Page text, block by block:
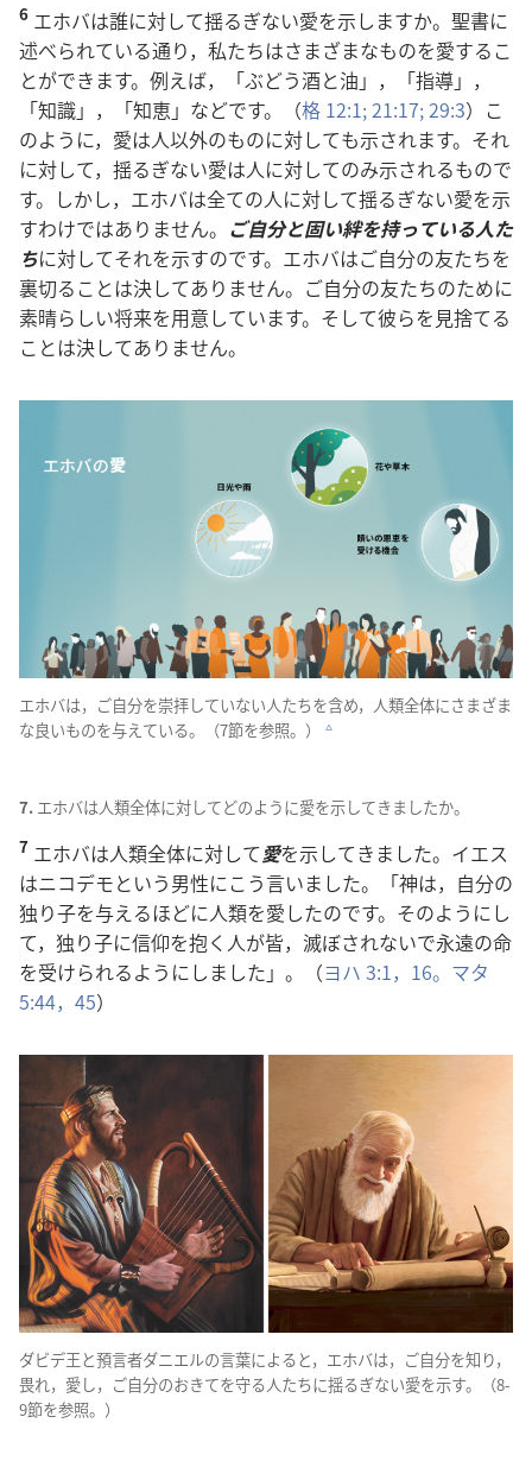
6 エホバは誰に対して揺るぎない愛を示しますか。 聖書に
述べられている通り， 私たちはさまざまなものを愛するこ
とができます。 例えば，「ぶどう酒と油 」，「指導」，
「知識」，「知恵 」などです。（格 12:1;21:17;29:3）こ
のように， 愛は人以外のものに対しても示されます。それ
に対して， 揺るぎない愛は人に対してのみ示されるもので
す。しかし，エホバは全ての人に対して揺るぎない愛を示
すわけではありません。 ご自分と固い絆を持っている人た
ちに対してそれを示すのです。エホバはご自分の友たちを
裏切ることは決してありません。ご自分の友たちのために
素晴らしい将来を用意しています。そして彼らを 見捨てる
ことは決してありません。
エホバは，ご自分を崇拝していない人たちを含め， 人類全体にさまざま
な良いものを与えている。（7節を参照。） c
7. エホバは人類全体に対してどのように愛を示してきましたか。
7 エホバは人類全体に対して愛を示してきました。イエス
はニコデモという男性にこう言いました。「神は， 自分の
独り子を与えるほどに人類を愛したのです。そのようにし
て， 独り子に信仰を抱く 人が皆， 滅ぼされないで永遠の命
を受けられるようにしました」。（ヨハ 3:1， 16。 マタ
5:44，45）
ダビデ王と預言者ダニエルの言葉によると，エホバは，ご自分を知 り，
畏れ， 愛し，ご自分のおきてを守る人たちに揺るぎない愛を示す。（8-
9節を参照。）